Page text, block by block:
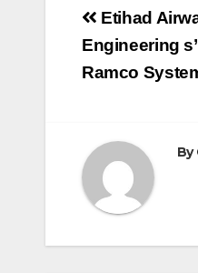
de
l’article
Etihad
Engineering
Ramco
By